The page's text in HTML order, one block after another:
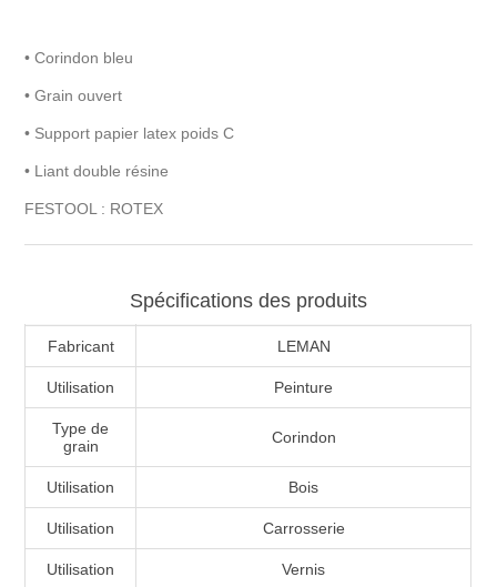
• Corindon bleu
• Grain ouvert
• Support papier latex poids C
• Liant double résine
FESTOOL : ROTEX
Spécifications des produits
Fabricant LEMAN
Utilisation Peinture
Type de
grain
Corindon
Utilisation Bois
Utilisation Carrosserie
Utilisation Vernis